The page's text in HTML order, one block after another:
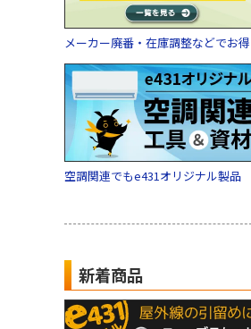
メーカー廃番・在庫調整などでお得
空調関連でもe431オリジナル製品
新着商品